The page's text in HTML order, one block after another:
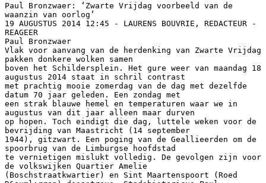
Paul Bronzwaer: ‘Zwarte Vrijdag voorbeeld van de
waanzin van oorlog’
19 AUGUSTUS 2014 12:45 - LAURENS BOUVRIE, REDACTEUR -
REAGEER
Paul Bronzwaer
Vlak voor aanvang van de herdenking van Zwarte Vrijdag
pakken donkere wolken samen
boven het Schildersplein. Het gure weer van maandag 18
augustus 2014 staat in schril contrast
met prachtig mooie zomerdag van de dag met dezelfde
datum 70 jaar geleden. Een zondag met
een strak blauwe hemel en temperaturen waar we in
augustus van dit jaar alleen maar durven
op hopen. Toch eindigt die dag, luttele weken voor de
bevrijding van Maastricht (14 september
1944), gitzwart. Een poging van de Geallieerden om de
spoorbrug van de Limburgse hoofdstad
te vernietigen mislukt volledig. De gevolgen zijn voor
de volkswijken Quartier Amelie
(Boschstraatkwartier) en Sint Maartenspoort (Roed